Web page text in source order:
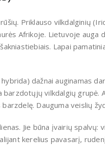
Priklauso vilkdalginių
Afrikoje. Lietuvoje auga
Lapai
dažnai auginamas
barzdotųjų vilkdalgių grupė.
barzdelę. Dauguma veislių
Jie būna įvairių spalvų:
kerelius pavasarį,